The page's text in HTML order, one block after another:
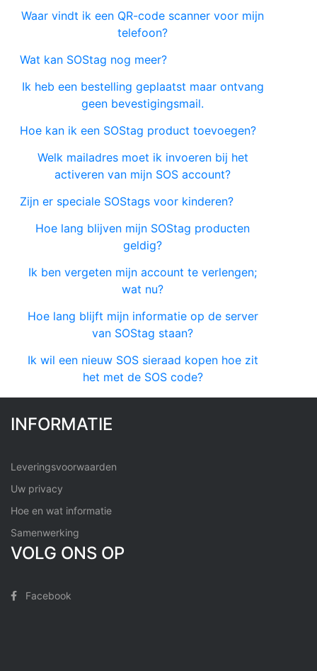
Waar vindt ik een QR-code scanner voor mijn
telefoon?
Wat kan SOStag nog meer?
Ik heb een bestelling geplaatst maar ontvang
geen bevestigingsmail.
Hoe kan ik een SOStag product toevoegen?
Welk mailadres moet ik invoeren bij het
activeren van mijn SOS account?
Zijn er speciale SOStags voor kinderen?
Hoe lang blijven mijn SOStag producten
geldig?
Ik ben vergeten mijn account te verlengen;
wat nu?
Hoe lang blijft mijn informatie op de server
van SOStag staan?
Ik wil een nieuw SOS sieraad kopen hoe zit
het met de SOS code?
INFORMATIE
Leveringsvoorwaarden
Uw privacy
Hoe en wat informatie
Samenwerking
VOLG ONS OP
Facebook